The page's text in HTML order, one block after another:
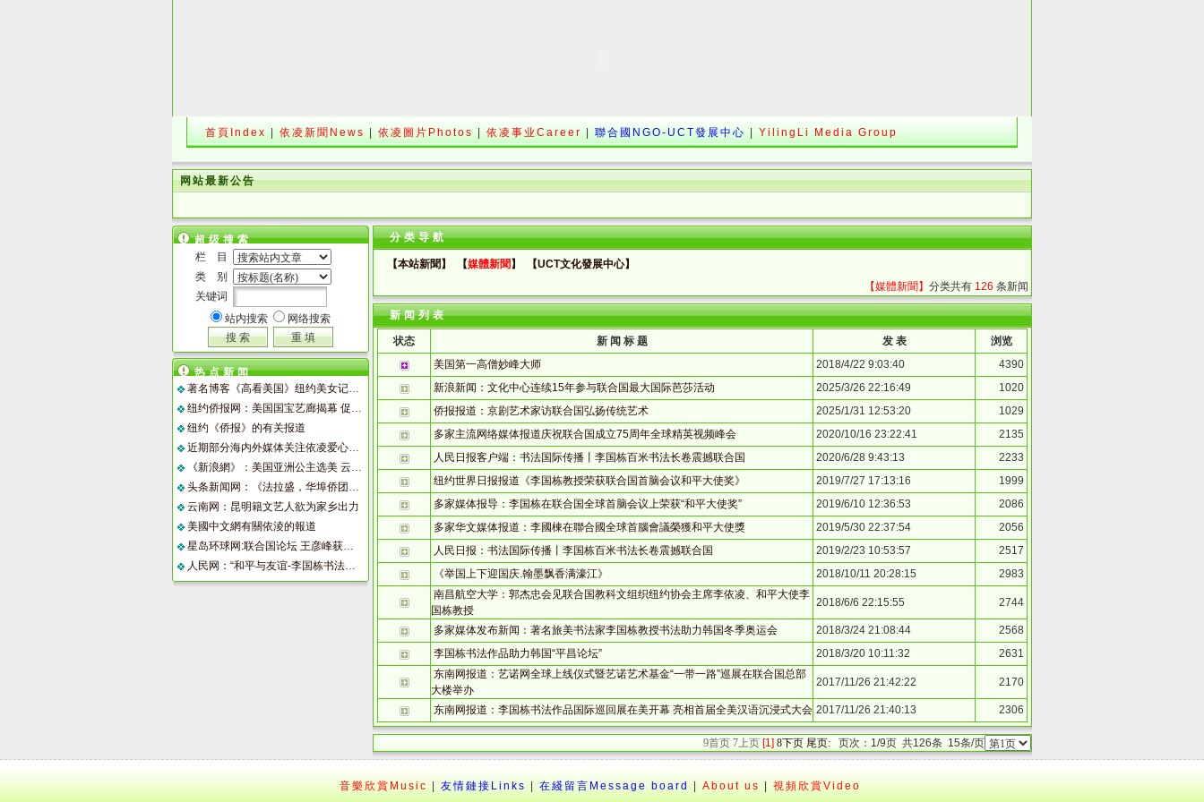
首頁Index 依凌新聞News 依凌圖片Photos 依凌事业Career 聯合國NGO-UCT發展中心 YilingLi Media Group
网站最新公告
超级搜索
栏 目
类 别
关键词
站内搜索
网络搜索
热点新闻
著名博客《高看美国》纽约美女记者高娓娓博客介绍依凌
纽约侨报网：美国国宝艺廊揭幕 促进中国艺术在美发展
纽约《侨报》的有关报道
近期部分海内外媒体关注依凌爱心源博物馆的报道
《新浪網》：美国亚洲公主选美 云南白族佳丽夺后冠
头条新闻网：《法拉盛，华埠侨团庆中秋活动丰富》
云南网：昆明籍文艺人欲为家乡出力
美國中文網有關依淩的報道
星岛环球网:联合国论坛 王彦峰获人类健康贡献奖 依凌获得最佳文化推广组织奖
人民网：“和平与友谊-李国栋书法国际巡展”在北京开幕
分类导航
【本站新聞】 【媒體新聞 】
【UCT文化發展中心】
【媒體新聞】 分类共有 126 条新闻
新闻列表
状态 新 闻 标 题 发 表
浏览
美国第一高僧妙峰大师
2018/4/22 9:03:40
4390
新浪新闻：文化中心连续15年参与联合国最大国际芭莎活动
2025/3/26 22:16:49
1020
侨报报道：京剧艺术家访联合国弘扬传统艺术
2025/1/31 12:53:20
1029
多家主流网络媒体报道庆祝联合国成立75周年全球精英视频峰会
2020/10/16 23:22:41
2135
人民日报客户端：书法国际传播丨李国栋百米书法长卷震撼联合国
2020/6/28 9:43:13
2233
纽约世界日报报道《李国栋教授荣获联合国首脑会议和平大使奖》
2019/7/27 17:13:16
1999
多家媒体报导：李国栋在联合国全球首脑会议上荣获“和平大使奖”
2019/6/10 12:36:53
2086
多家华文媒体报道：李國棟在聯合國全球首腦會議榮獲和平大使獎
2019/5/30 22:37:54
2056
人民日报：书法国际传播丨李国栋百米书法长卷震撼联合国
2019/2/23 10:53:57
2517
《举国上下迎国庆.翰墨飘香满濠江》
2018/10/11 20:28:15
2983
南昌航空大学：郭杰忠会见联合国教科文组织纽约协会主席李依凌、和平大使李
国栋教授
2018/6/6 22:15:55 2744
多家媒体发布新闻：著名旅美书法家李国栋教授书法助力韩国冬季奥运会 2018/3/24 21:08:44
2568
李国栋书法作品助力韩国“平昌论坛”
2018/3/20 10:11:32
2631
东南网报道：艺诺网全球上线仪式暨艺诺艺术基金“一带一路”巡展在联合国总部
大楼举办
2017/11/26 21:42:22 2170
东南网报道：李国栋书法作品国际巡回展在美开幕 亮相首届全美汉语沉浸式大会 2017/11/26 21:40:13 2306
9首页 7上页 [1] 8下页 尾页: 页次： 1/9页 共126条 15条/页
音樂欣賞Music 友情鏈接Links 在綫留言Message board About us 視頻欣賞Video